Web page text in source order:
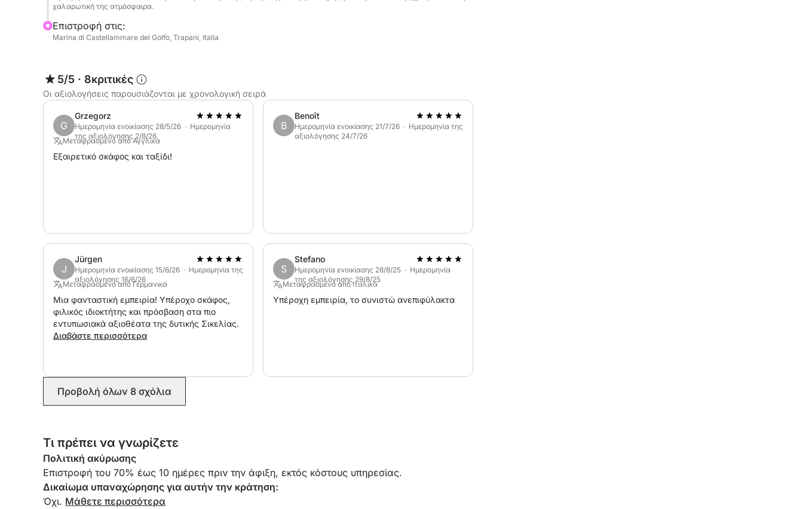
Ο καπετάνιος και τα καύσιμα δεν περιλαμβάνονται στην τιμή της εμπειρίας. Ο καπετάνιος
πρέπει να πληρωθεί απευθείας στο λιμάνι με κόστος 100€.
χαλαρωτική της ατμόσφαιρα.
Επιστροφή στις:
Marina di Castellammare del Golfo, Trapani, Italia
5/5 · 8κριτικές
Οι αξιολογήσεις παρουσιάζονται με χρονολογική σειρά
G
Grzegorz
Ημερομηνία ενοικίασης 28/5/26 · Ημερομηνία
της αξιολόγησης 2/8/26
Μεταφρασμένο από Αγγλικά
Εξαιρετικό σκάφος και ταξίδι!
B
Benoît
Ημερομηνία ενοικίασης 21/7/26 · Ημερομηνία της
αξιολόγησης 24/7/26
J
Jürgen
Ημερομηνία ενοικίασης 15/6/26 · Ημερομηνία της
αξιολόγησης 16/6/26
Μεταφρασμένο από Γερμανικά
Μια φανταστική εμπειρία! Υπέροχο σκάφος,
φιλικός ιδιοκτήτης και πρόσβαση στα πιο
εντυπωσιακά αξιοθέατα της δυτικής Σικελίας.
Διαβάστε περισσότερα
S
Stefano
Ημερομηνία ενοικίασης 28/8/25 · Ημερομηνία
της αξιολόγησης 29/8/25
Μεταφρασμένο από Ιταλικά
Υπέροχη εμπειρία, το συνιστώ ανεπιφύλακτα
Προβολή όλων 8 σχόλια
Τι πρέπει να γνωρίζετε
Πολιτική ακύρωσης
Επιστροφή του 70% έως 10 ημέρες πριν την άφιξη, εκτός κόστους υπηρεσίας.
Δικαίωμα υπαναχώρησης για αυτήν την κράτηση:
Όχι. Μάθετε περισσότερα